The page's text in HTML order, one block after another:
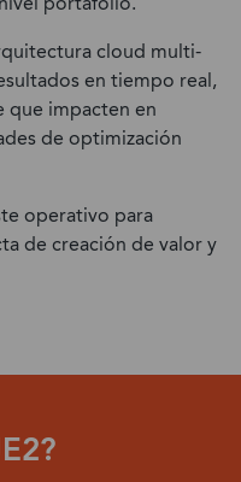
cloud multi-
en tiempo real,
que impacten en
de optimización
operativo para
de creación de valor y